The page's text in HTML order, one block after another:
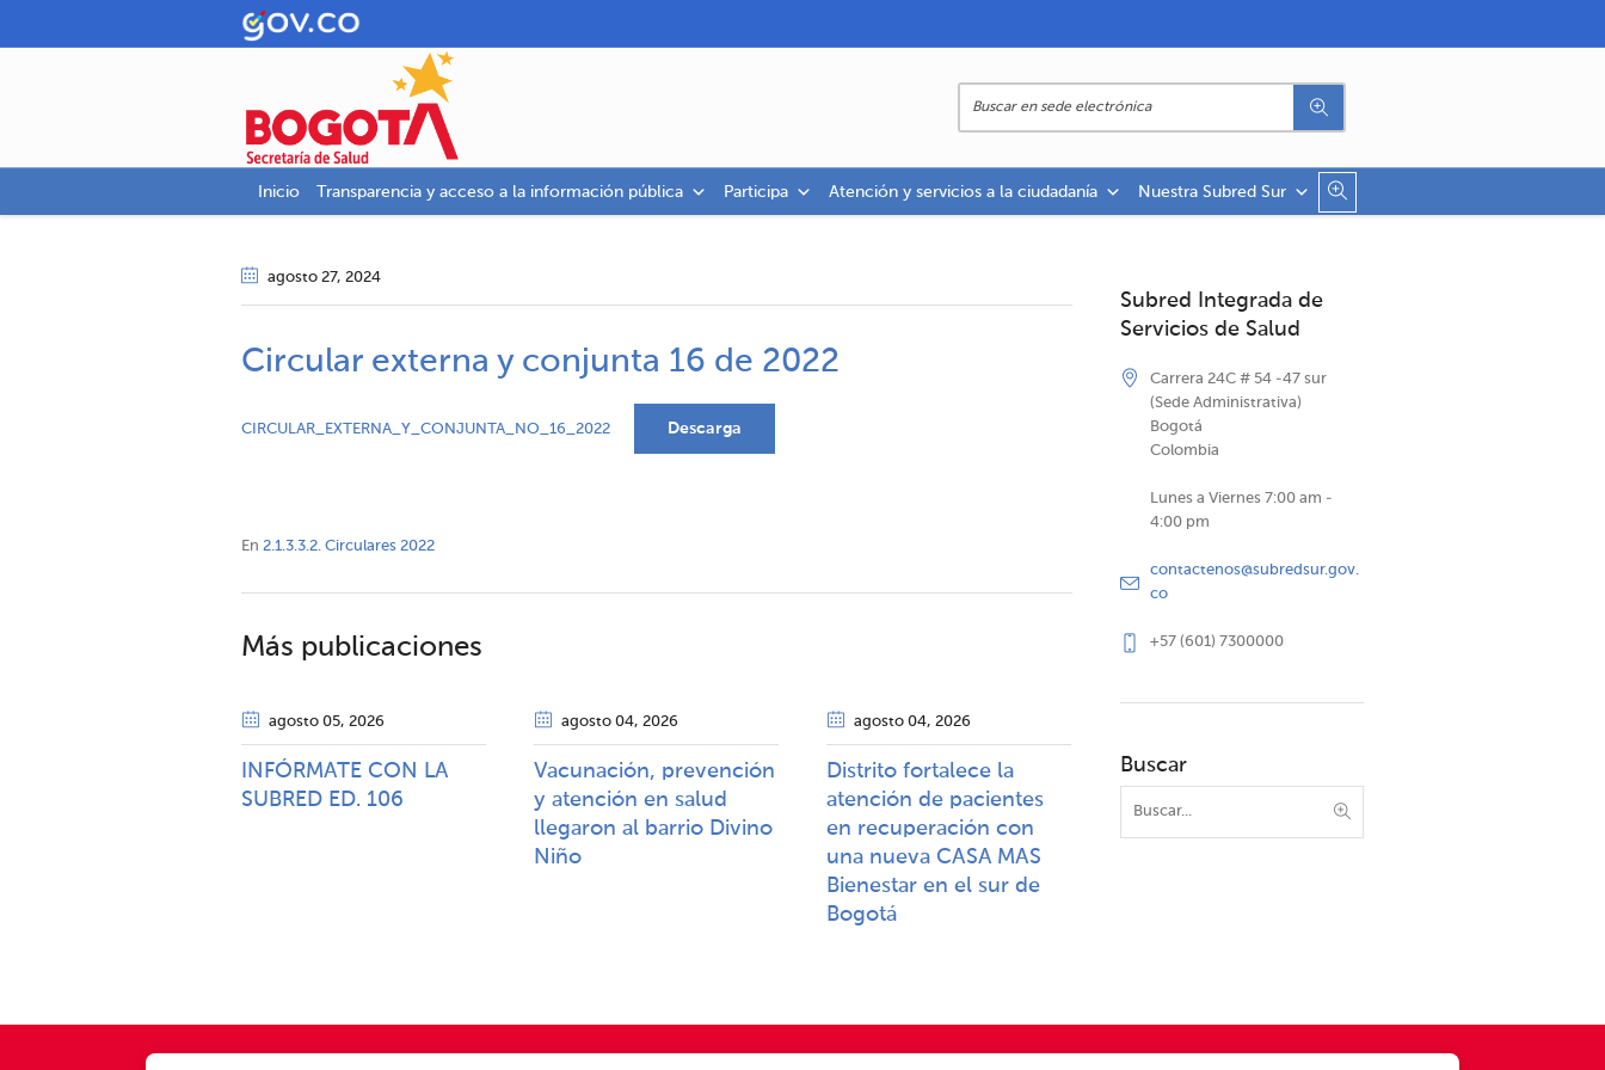
Inicio Transparencia y acceso a la información pública Participa Atención y servicios a la ciudadanía Nuestra Subred Sur
agosto 27, 2024
Circular externa y conjunta 16 de 2022
CIRCULAR_EXTERNA_Y_CONJUNTA_NO_16_2022 Descarga
En 2.1.3.3.2. Circulares 2022
Más publicaciones
agosto 05, 2026
INFÓRMATE CON LA
SUBRED ED. 106
agosto 04, 2026
Vacunación, prevención
y atención en salud
llegaron al barrio Divino
Niño
agosto 04, 2026
Distrito fortalece la
atención de pacientes
en recuperación con
una nueva CASA MAS
Bienestar en el sur de
Bogotá
Subred Integrada de
Servicios de Salud
Carrera 24C # 54 -47 sur
(Sede Administrativa)
Bogotá
Colombia
Lunes a Viernes 7:00 am -
4:00 pm
contactenos@subredsur.gov.
co
+57 (601) 7300000
Buscar